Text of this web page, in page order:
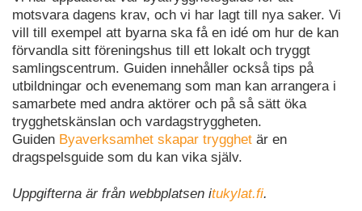
motsvara dagens krav, och vi har lagt till nya saker. Vi
vill till exempel att byarna ska få en idé om hur de kan
förvandla sitt föreningshus till ett lokalt och tryggt
samlingscentrum. Guiden innehåller också tips på
utbildningar och evenemang som man kan arrangera i
samarbete med andra aktörer och på så sätt öka
trygghetskänslan och vardagstryggheten.
Guiden Byaverksamhet skapar trygghet är en
dragspelsguide som du kan vika själv.
Uppgifterna är från webbplatsen itukylat.fi.